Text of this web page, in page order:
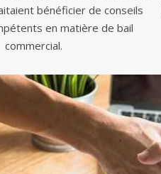
bénéficier de conseils
en matière de bail
commercial.